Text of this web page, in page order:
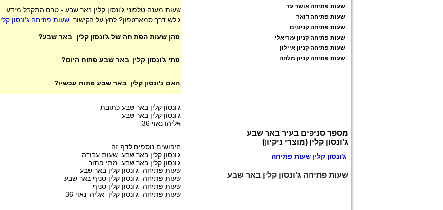
שעות מענה טלפוני ג'ונסון קלין באר שבע - טרם התקבל מידע
גולש דרך סמארטפון? לחץ על הקישור:שעות פתיחה ג'ונסון
מהן שעות הפתיחה של ג'ונסון קלין באר שבע?
מתי ג'ונסון קלין באר שבע פתוח היום?
האם ג'ונסון קלין באר שבע פתוח עכשיו?
ג'ונסון קלין באר שבע כתובת
ג'ונסון קלין באר שבע
אליהו נאוי 36
חיפושים נוספים לדף זה:
ג'ונסון קלין באר שבע שעות עבודה
ג'ונסון קלין באר שבע מתי פתוח
שעות פתיחה ג'ונסון קלין באר שבע
שעות פתיחה ג'ונסון קלין סניף באר שבע
שעות פתיחה ג'ונסון קלין סניף
שעות פתיחה ג'ונסון קלין אליהו נאוי 36
שעות פתיחה אושר עד
שעות פתיחה דואר
שעות פתיחה קניונים
שעות פתיחה קניון עזריאלי
שעות פתיחה קניון איילון
שעות פתיחה קניון מלחה
מספר סניפים בעיר באר שבע
ג'ונסון קלין (מוצרי ניקיון)
ג'ונסון קלין שעות פתיחה
שעות פתיחה ג'ונסון קלין באר שבע